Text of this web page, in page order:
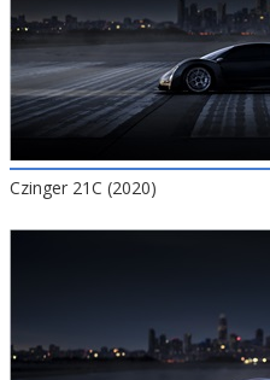
Czinger 21C (2020)